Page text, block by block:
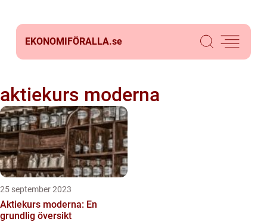
EKONOMIFÖRALLA.se
aktiekurs moderna
25 september 2023
Aktiekurs moderna: En
grundlig översikt